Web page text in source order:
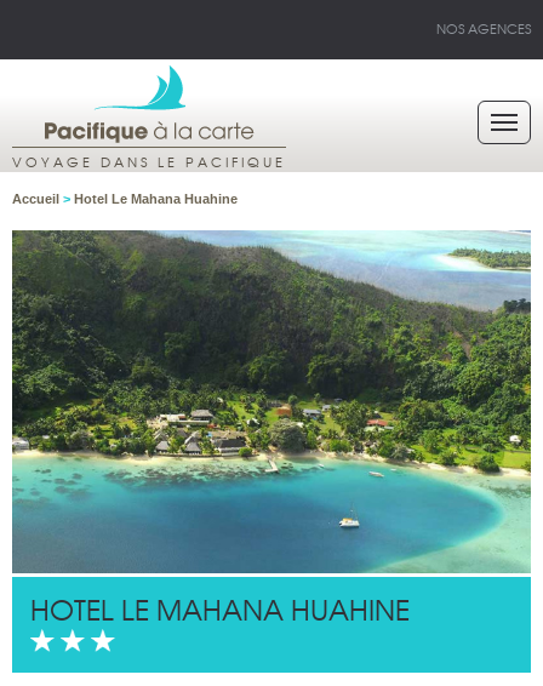
NOS AGENCES
VOYAGE DANS LE PACIFIQUE
Accueil > Hotel Le Mahana Huahine
HOTEL LE MAHANA HUAHINE